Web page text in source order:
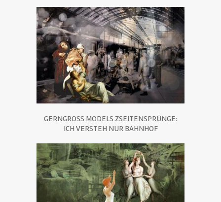
GERNGROSS MODELS ZSEITENSPRÜNGE:
ICH VERSTEH NUR BAHNHOF